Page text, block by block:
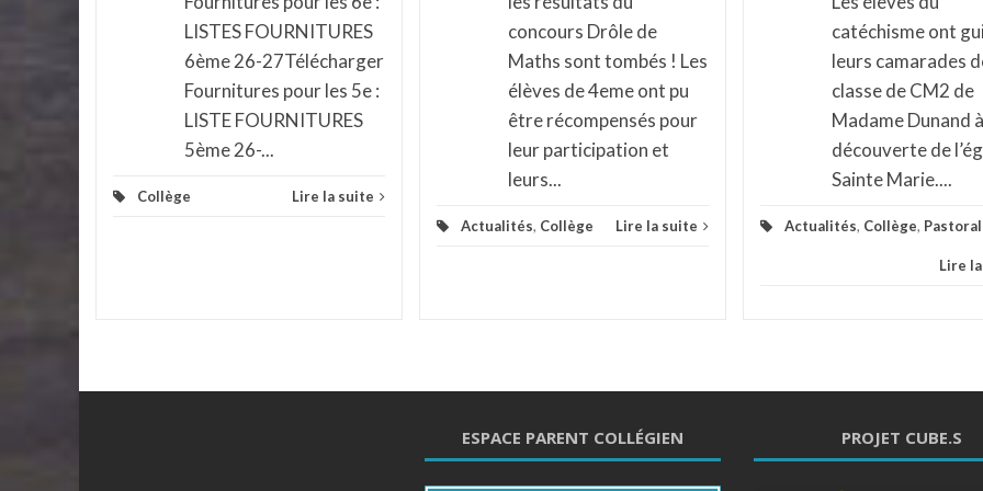
LISTES FOURNITURES
6ème 26-27Télécharger
Fournitures pour les 5e :
LISTE FOURNITURES
5ème 26-...
Collège Lire la suite
concours Drôle de
Maths sont tombés ! Les
élèves de 4eme ont pu
être récompensés pour
leur participation et
leurs...
Actualités, Collège Lire la suite
catéchisme ont
leurs camarades
classe de CM2 de
Madame Dunand
découverte de
Sainte Marie....
Actualités, Collège,
Lire
ESPACE PARENT COLLÉGIEN PROJET CUBE.S